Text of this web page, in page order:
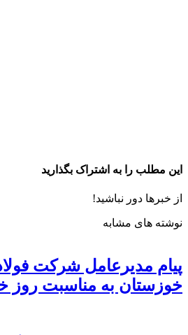
این مطلب را به اشتراک بگذارید
از خبرها دور نباشید!
نوشته های مشابه
پیام مدیرعامل شرکت
خوزستان به مناسبت روز